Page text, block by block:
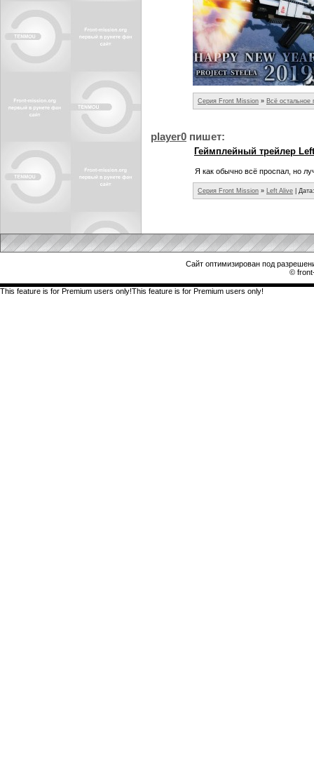
Серия Front Mission » Всё остальное
player0 пишет:
Геймплейный трейлер
Я как обычно всё проспал, но
Серия Front Mission » Left Alive |
Сайт оптимизирован под
©
This feature is for Premium users only!This feature is for Premium users only!